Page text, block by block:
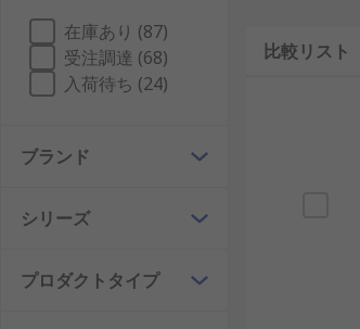
るために設計されています。
セーフティコントロ
セーフティコントローラは、自動車
などの大災害を防止するためにプロセ
在庫あり (87)
受注調達 (68)
入荷待ち (24)
ブランド
シリーズ
プロダクトタイプ
比較リスト